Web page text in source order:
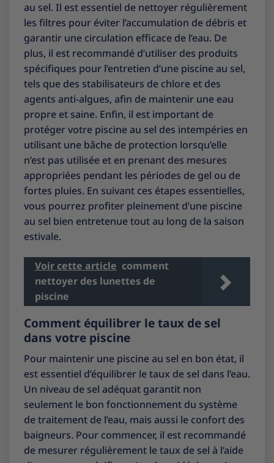
au sel. Il est essentiel de nettoyer régulièrement
les filtres pour éviter l’accumulation de débris et
garantir une circulation efficace de l’eau. De
plus, il est recommandé d’utiliser des produits
spécifiques pour l’entretien d’une piscine au sel,
tels que des stabilisateurs de chlore et des
agents anti-algues, afin de maintenir une eau
propre et saine. Enfin, il est important de
protéger votre piscine au sel des intempéries en
utilisant une bâche de protection lorsqu’elle
n’est pas utilisée et en prenant des mesures
appropriées pendant les périodes de gel ou de
fortes pluies. En suivant ces étapes essentielles,
vous pourrez profiter pleinement d’une piscine
au sel bien entretenue tout au long de la saison
estivale.
Voir cette article comment
nettoyer des lunettes de
piscine
Comment équilibrer le taux de sel
dans votre piscine
Pour maintenir une piscine au sel en bon état, il
est essentiel d’équilibrer le taux de sel dans l’eau.
Un niveau de sel adéquat garantit non
seulement le bon fonctionnement du système
de traitement de l’eau, mais aussi le confort des
baigneurs. Pour commencer, il est recommandé
de mesurer régulièrement le taux de sel à l’aide